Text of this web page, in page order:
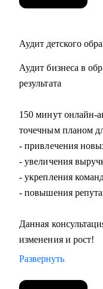
Аудит детского
Аудит бизнеса в
результата
150 минут онлайн-
точечным планом
- привлечения
- увеличения
- укрепления
- повышения
Данная
изменения и рост!
Развернуть